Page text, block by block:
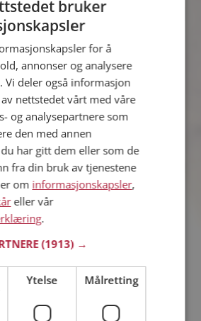
Ole Martinius
26 år fra Kongsberg i Buskerud
Søker kvinne 18 - 29 år
Virker ikke denne single personen
hyggelig? Det tar bare ett minutt å bli
medlem på Møteplassen, slik at du kan
finne ut alt om Ole Martinius.
81
44 år fra Kongsberg i Buskerud
Søker mann 40 - 55 år
Vil du vite mer om 81? Du kan se en
fullstendig profil med opplysninger og
bilder hvis du er medlem på
Møteplassen.
bruker
for å
annonser og analysere
Vi deler også informasjon
nettstedet vårt med våre
og analysepartnere som
den med annen
har gitt dem eller som de
fra din bruk av tjenestene
om informasjonskapsler,
eller vår
.
(1913) →
Ytelse Målretting